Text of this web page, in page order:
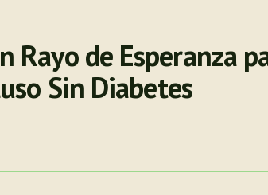
Rayo de Esperanza
Sin Diabetes